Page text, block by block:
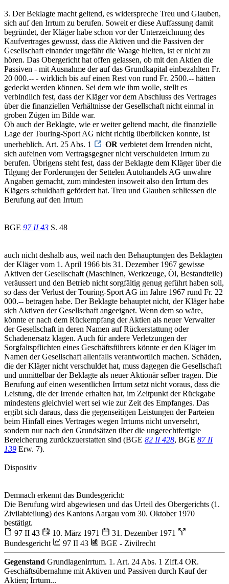
3. Der Beklagte macht geltend, es widerspreche Treu und Glauben,
sich auf den Irrtum zu berufen. Soweit er diese Auffassung damit
begründet, der Kläger habe schon vor der Unterzeichnung des
Kaufvertrages gewusst, dass die Aktiven und die Passiven der
Gesellschaft einander ungefähr die Waage hielten, ist er nicht zu
hören. Das Obergericht hat offen gelassen, ob mit den Aktien die
Passiven - mit Ausnahme der auf das Grundkapital einbezahlten Fr.
20 000.-- - wirklich bis auf einen Rest von rund Fr. 2500.-- hätten
gedeckt werden können. Sei dem wie ihm wolle, stellt es
verbindlich fest, dass der Kläger vor dem Abschluss des Vertrages
über die finanziellen Verhältnisse der Gesellschaft nicht einmal in
groben Zügen im Bilde war.
Ob auch der Beklagte, wie er weiter geltend macht, die finanzielle
Lage der Touring-Sport AG nicht richtig überblicken konnte, ist
unerheblich. Art. 25 Abs. 1
OR verbietet dem Irrenden nicht,
sich aufeinen vom Vertragsgegner nicht verschuldeten Irrtum zu
berufen. Übrigens steht fest, dass der Beklagte dem Kläger über die
Tilgung der Forderungen der Settelen Autohandels AG unwahre
Angaben gemacht, zum mindesten insoweit also den Irrtum des
Klägers schuldhaft gefördert hat. Treu und Glauben schliessen die
Berufung auf den Irrtum
BGE 97 II 43 S. 48
auch nicht deshalb aus, weil nach den Behauptungen des Beklagten
der Kläger vom 1. April 1966 bis 31. Dezember 1967 gewisse
Aktiven der Gesellschaft (Maschinen, Werkzeuge, Öl, Bestandteile)
veräussert und den Betrieb nicht sorgfältig genug geführt haben soll,
so dass der Verlust der Touring-Sport AG im Jahre 1967 rund Fr. 22
000.-- betragen habe. Der Beklagte behauptet nicht, der Kläger habe
sich Aktiven der Gesellschaft angeeignet. Wenn dem so wäre,
könnte er nach dem Rückempfang der Aktien als neuer Verwalter
der Gesellschaft in deren Namen auf Rückerstattung oder
Schadenersatz klagen. Auch für andere Verletzungen der
Sorgfaltspflichten eines Geschäftsführers könnte er den Kläger im
Namen der Gesellschaft allenfalls verantwortlich machen. Schäden,
die der Kläger nicht verschuldet hat, muss dagegen die Gesellschaft
und unmittelbar der Beklagte als neuer Aktionär selber tragen. Die
Berufung auf einen wesentlichen Irrtum setzt nicht voraus, dass die
Leistung, die der Irrende erhalten hat, im Zeitpunkt der Rückgabe
mindestens gleichviel wert sei wie zur Zeit des Empfanges. Das
ergibt sich daraus, dass die gegenseitigen Leistungen der Parteien
beim Hinfall eines Vertrages wegen Irrtums nicht unversehrt,
sondern nur nach den Grundsätzen über die ungerechtfertigte
Bereicherung zurückzuerstatten sind (BGE 82 II 428, BGE 87 II
139 Erw. 7).
Dispositiv
Demnach erkennt das Bundesgericht:
Die Berufung wird abgewiesen und das Urteil des Obergerichts (1.
Zivilabteilung) des Kantons Aargau vom 30. Oktober 1970
bestätigt.
97 II 43
10. März 1971
31. Dezember 1971
Bundesgericht
97 II 43 BGE - Zivilrecht
Gegenstand Grundlagenirrtum. 1. Art. 24 Abs. 1 Ziff.4 OR.
Geschäftsübernahme mit Aktiven und Passiven durch Kauf der
Aktien; Irrtum...